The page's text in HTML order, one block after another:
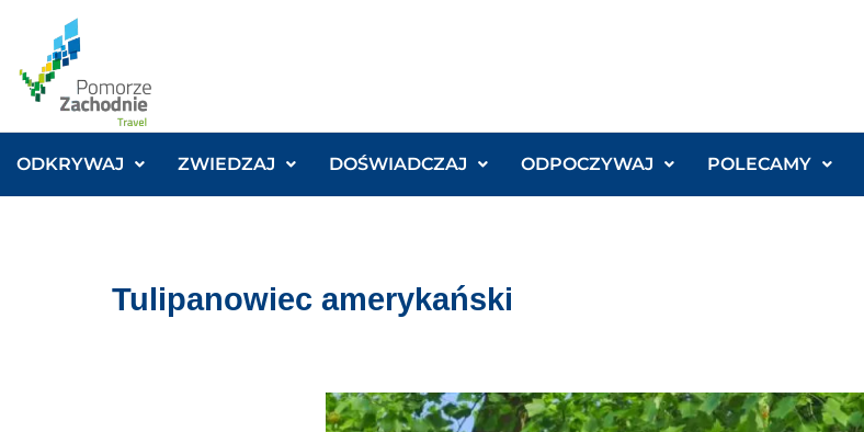
ODKRYWAJ ZWIEDZAJ DOŚWIADCZAJ ODPOCZYWAJ POLECAMY
Tulipanowiec amerykański